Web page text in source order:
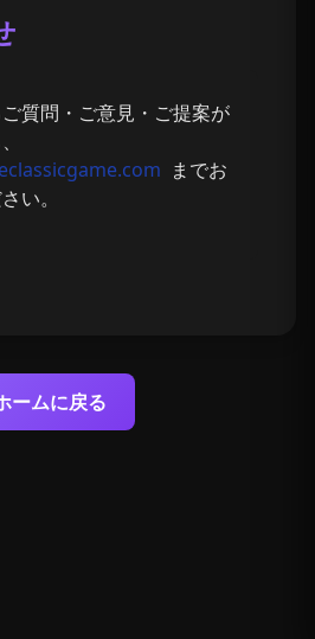
質問・ご意見・ご提案が
までお
い。
ームに戻る